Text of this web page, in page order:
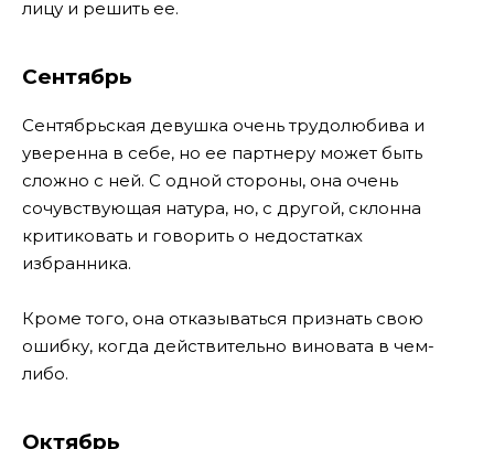
лицу и решить ее.
Сентябрь
Сентябрьская девушка очень трудолюбива и
уверенна в себе, но ее партнеру может быть
сложно с ней. С одной стороны, она очень
сочувствующая натура, но, с другой, склонна
критиковать и говорить о недостатках
избранника.
Кроме того, она отказываться признать свою
ошибку, когда действительно виновата в чем-
либо.
Октябрь